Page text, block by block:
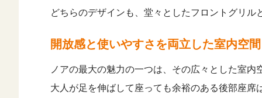
どちらのデザインも、堂々としたフロントグリ
開放感と使いやすさを両立した室内空間
ノアの最大の魅力の一つは、その広々とした室内
大人が足を伸ばして座っても余裕のある後部座